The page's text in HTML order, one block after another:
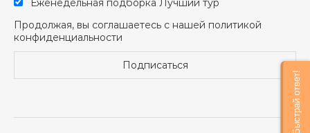
Еженедельная подборка Лучший тур
Продолжая, вы соглашаетесь с нашей политикой
конфиденциальности
Быстрай ответ!